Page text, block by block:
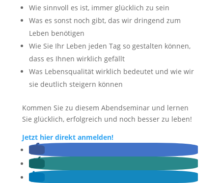
Wie sinnvoll es ist, immer glücklich zu sein
Was es sonst noch gibt, das wir dringend zum
Leben benötigen
Wie Sie Ihr Leben jeden Tag so gestalten können,
dass es Ihnen wirklich gefällt
Was Lebensqualität wirklich bedeutet und wie wir
sie deutlich steigern können
Kommen Sie zu diesem Abendseminar und lernen
Sie glücklich, erfolgreich und noch besser zu leben!
Jetzt hier direkt anmelden!